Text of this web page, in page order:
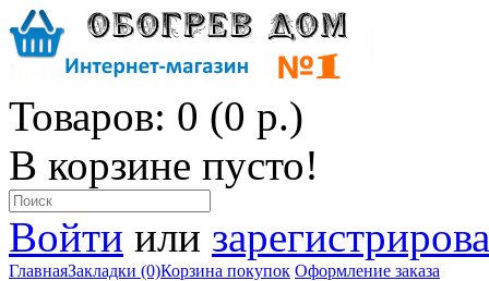
Товаров: 0 (0 р.)
В корзине пусто!
Войти или
ГлавнаяЗакладки (0)Корзина покупок Оформление заказа